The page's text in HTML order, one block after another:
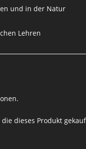
und in der Natur
Lehren
dieses Produkt